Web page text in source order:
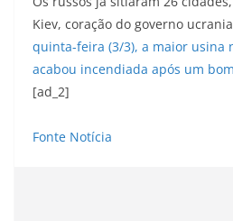
Kiev, coração do governo
quinta-feira (3/3), a maior usina
acabou incendiada após um
[ad_2]
Fonte Notícia